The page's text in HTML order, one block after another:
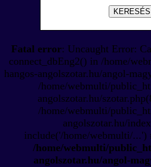
KERESÉS
Fatal error: Uncaught Error:
connect_dbEng2() in /home/
hangos-angolszotar.hu/angol-
/home/webmulti/
angolszotar.hu/
/home/webmulti/
angolszotar.hu/
include('/home/webmulti/
/home/webmulti/
angolszotar.hu/angol-